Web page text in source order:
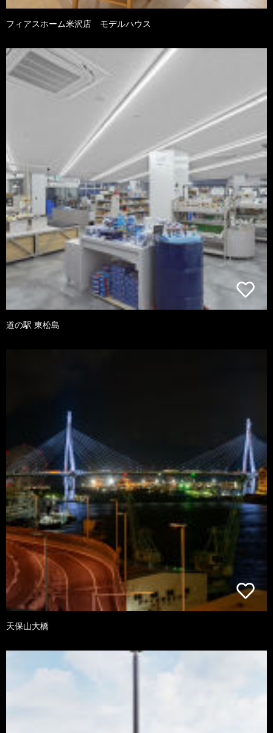
フィアスホーム米沢店 モデルハウス
道の駅 東松島
天保山大橋